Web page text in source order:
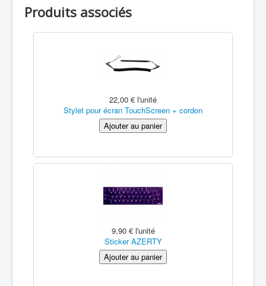
Produits associés
22,00 € l'unité
Stylet pour écran TouchScreen + cordon
9,90 € l'unité
Sticker AZERTY